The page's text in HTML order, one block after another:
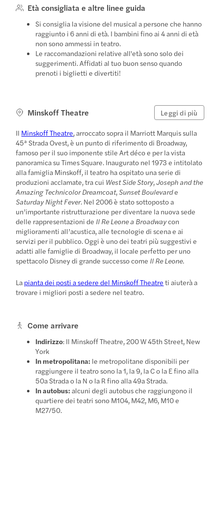
Età consigliata e altre linee guida
Si consiglia la visione del musical a persone che hanno
raggiunto i 6 anni di età. I bambini fino ai 4 anni di età
non sono ammessi in teatro.
Le raccomandazioni relative all'età sono solo dei
suggerimenti. Affidati al tuo buon senso quando
prenoti i biglietti e divertiti!
Minskoff Theatre Leggi di più
Il Minskoff Theatre, arroccato sopra il Marriott Marquis sulla
45ª Strada Ovest, è un punto di riferimento di Broadway,
famoso per il suo imponente stile Art déco e per la vista
panoramica su Times Square. Inaugurato nel 1973 e intitolato
alla famiglia Minskoff, il teatro ha ospitato una serie di
produzioni acclamate, tra cui West Side Story,Joseph and the
Amazing Technicolor Dreamcoat,Sunset Boulevarde
Saturday Night Fever. Nel 2006 è stato sottoposto a
un’importante ristrutturazione per diventare la nuova sede
delle rappresentazioni de Il Re Leone a Broadwaycon
miglioramenti all’acustica, alle tecnologie di scena e ai
servizi per il pubblico. Oggi è uno dei teatri più suggestivi e
adatti alle famiglie di Broadway, il locale perfetto per uno
spettacolo Disney di grande successo come Il Re Leone.
La pianta dei posti a sedere del Minskoff Theatre ti aiuterà a
trovare i migliori posti a sedere nel teatro.
Come arrivare
Indirizzo: Il Minskoff Theatre, 200 W 45th Street, New
York
In metropolitana: le metropolitane disponibili per
raggiungere il teatro sono la 1, la 9, la C o la E fino alla
50a Strada o la N o la R fino alla 49a Strada.
In autobus: alcuni degli autobus che raggiungono il
quartiere dei teatri sono M104, M42, M6, M10 e
M27/50.